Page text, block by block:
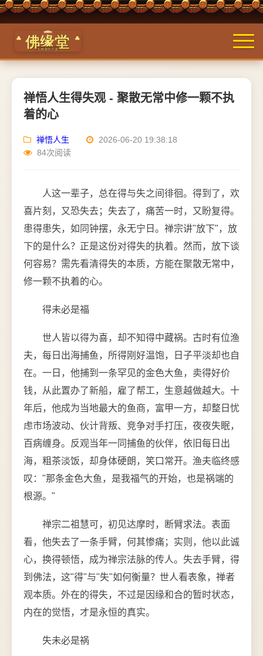
禅悟人生得失观 - 聚散无常中修一颗不执
着的心
禅悟人生
2026-06-20 19:38:18
84次阅读
人这一辈子，总在得与失之间徘徊。得到了，欢
喜片刻，又恐失去；失去了，痛苦一时，又盼复得。
患得患失，如同钟摆，永无宁日。禅宗讲"放下"，放
下的是什么？正是这份对得失的执着。然而，放下谈
何容易？需先看清得失的本质，方能在聚散无常中，
修一颗不执着的心。
得未必是福
世人皆以得为喜，却不知得中藏祸。古时有位渔
夫，每日出海捕鱼，所得刚好温饱，日子平淡却也自
在。一日，他捕到一条罕见的金色大鱼，卖得好价
钱，从此置办了新船，雇了帮工，生意越做越大。十
年后，他成为当地最大的鱼商，富甲一方，却整日忧
虑市场波动、伙计背叛、竞争对手打压，夜夜失眠，
百病缠身。反观当年一同捕鱼的伙伴，依旧每日出
海，粗茶淡饭，却身体硬朗，笑口常开。渔夫临终感
叹："那条金色大鱼，是我福气的开始，也是祸端的
根源。"
禅宗二祖慧可，初见达摩时，断臂求法。表面
看，他失去了一条手臂，何其惨痛；实则，他以此诚
心，换得顿悟，成为禅宗法脉的传人。失去手臂，得
到佛法，这"得"与"失"如何衡量？世人看表象，禅者
观本质。外在的得失，不过是因缘和合的暂时状态，
内在的觉悟，才是永恒的真实。
失未必是祸